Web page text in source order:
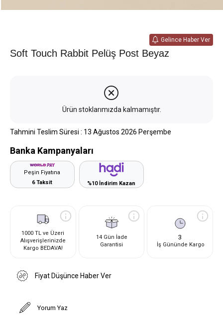
Gelince Haber Ver
Soft Touch Rabbit Pelüş Post Beyaz
Ürün stoklarımızda kalmamıştır.
Tahmini Teslim Süresi : 13 Ağustos 2026 Perşembe
Banka Kampanyaları
Peşin Fiyatına
6 Taksit
%10 İndirim Kazan
1000 TL ve Üzeri
Alışverişlerinizde
Kargo BEDAVA!
14 Gün İade
Garantisi
3
İş Gününde Kargo
Fiyat Düşünce Haber Ver
Yorum Yaz